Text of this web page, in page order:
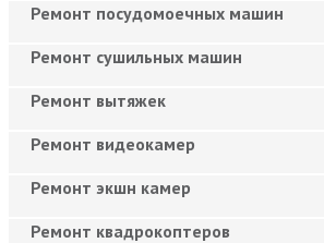
Ремонт посудомоечных машин
Ремонт сушильных машин
Ремонт вытяжек
Ремонт видеокамер
Ремонт экшн камер
Ремонт квадрокоптеров